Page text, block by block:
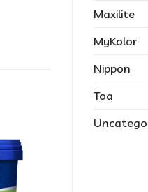
Maxilite
MyKolor
Nippon
Toa